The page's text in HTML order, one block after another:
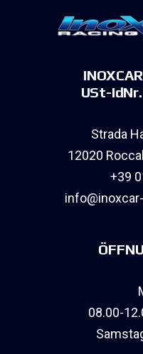
USt-
Strada
12020
+39
08.00-